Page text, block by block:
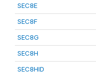
SEC8E
SEC8F
SEC8G
SEC8H
SEC8HID